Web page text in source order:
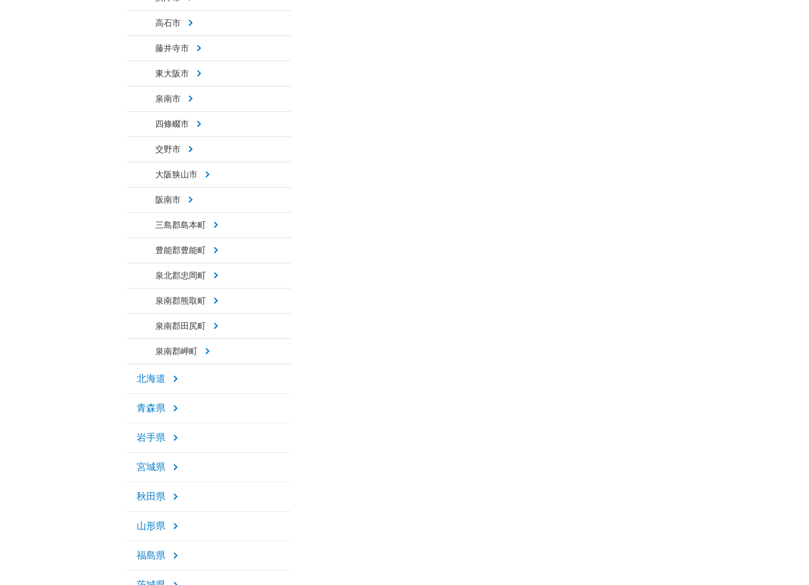
高石市
藤井寺市
東大阪市
泉南市
四條畷市
交野市
大阪狭山市
阪南市
三島郡島本町
豊能郡豊能町
泉北郡忠岡町
泉南郡熊取町
泉南郡田尻町
泉南郡岬町
北海道
青森県
岩手県
宮城県
秋田県
山形県
福島県